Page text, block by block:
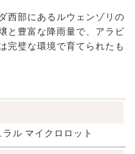
西部にあるルウェンゾリの
と豊富な降雨量で、アラビ
完璧な環境で育てられたも
ル マイクロロット